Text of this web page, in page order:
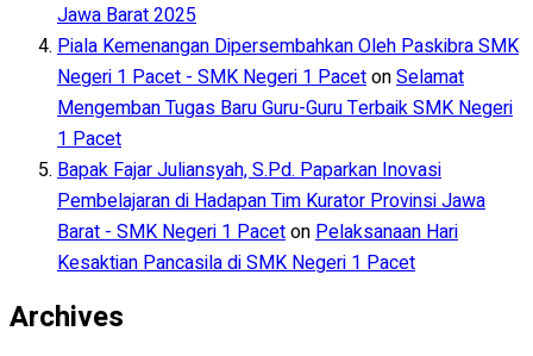
Jawa Barat 2025
Piala Kemenangan Dipersembahkan Oleh Paskibra SMK
Negeri 1 Pacet - SMK Negeri 1 PacetonSelamat
Mengemban Tugas Baru Guru-Guru Terbaik SMK Negeri
1 Pacet
Bapak Fajar Juliansyah, S.Pd. Paparkan Inovasi
Pembelajaran di Hadapan Tim Kurator Provinsi Jawa
Barat - SMK Negeri 1 PacetonPelaksanaan Hari
Kesaktian Pancasila di SMK Negeri 1 Pacet
Archives